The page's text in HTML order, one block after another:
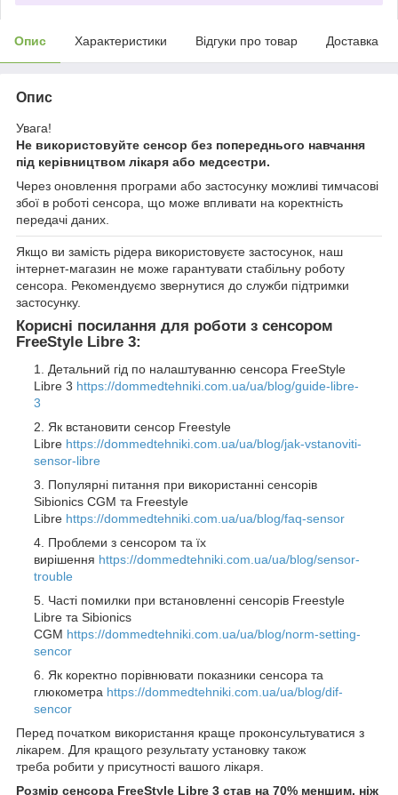
Опис Характеристики Відгуки про товар Доставка
Опис
Увага!
Не використовуйте сенсор без попереднього навчання
під керівництвом лікаря або медсестри.
Через оновлення програми або застосунку можливі тимчасові
збої в роботі сенсора, що може впливати на коректність
передачі даних.
Якщо ви замість рідера використовуєте застосунок, наш
інтернет-магазин не може гарантувати стабільну роботу
сенсора. Рекомендуємо звернутися до служби підтримки
застосунку.
Корисні посилання для роботи з сенсором
FreeStyle Libre 3:
Детальний гід по налаштуванню сенсора FreeStyle
Libre 3 https://dommedtehniki.com.ua/ua/blog/guide-libre-
3
Як встановити сенсор Freestyle
Libre https://dommedtehniki.com.ua/ua/blog/jak-vstanoviti-
sensor-libre
Популярні питання при використанні сенсорів
Sibionics CGM та Freestyle
Libre https://dommedtehniki.com.ua/ua/blog/faq-sensor
Проблеми з сенсором та їх
вирішення https://dommedtehniki.com.ua/ua/blog/sensor-
trouble
Часті помилки при встановленні сенсорів Freestyle
Libre та Sibionics
CGM https://dommedtehniki.com.ua/ua/blog/norm-setting-
sencor
Як коректно порівнювати показники сенсора та
глюкометра https://dommedtehniki.com.ua/ua/blog/dif-
sencor
Перед початком використання краще проконсультуватися з
лікарем. Для кращого результату установку також
треба робити у присутності вашого лікаря.
Розмір сенсора FreeStyle Libre 3 став на 70% меншим, ніж